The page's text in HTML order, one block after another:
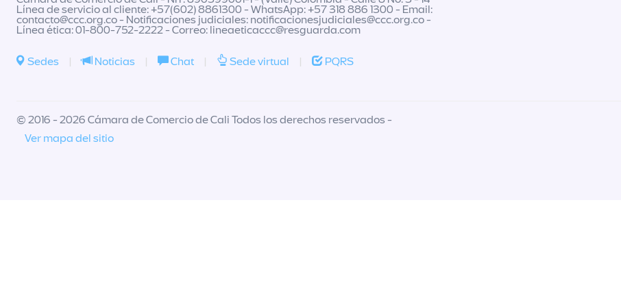
Línea de servicio al cliente: +57(602) 8861300 - WhatsApp: +57 318 886 1300 - Email:
contacto@ccc.org.co- Notificaciones judiciales: notificacionesjudiciales@ccc.org.co-
Línea ética: 01-800-752-2222 - Correo: lineaeticaccc@resguarda.com
Sedes | Noticias | Chat | Sede virtual | PQRS
© 2016 - 2026 Cámara de Comercio de Cali Todos los derechos reservados -
Ver mapa del sitio